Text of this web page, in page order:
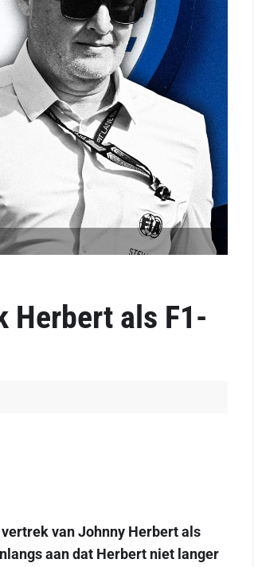
Herbert als F1-
van Johnny Herbert als
aan dat Herbert niet langer